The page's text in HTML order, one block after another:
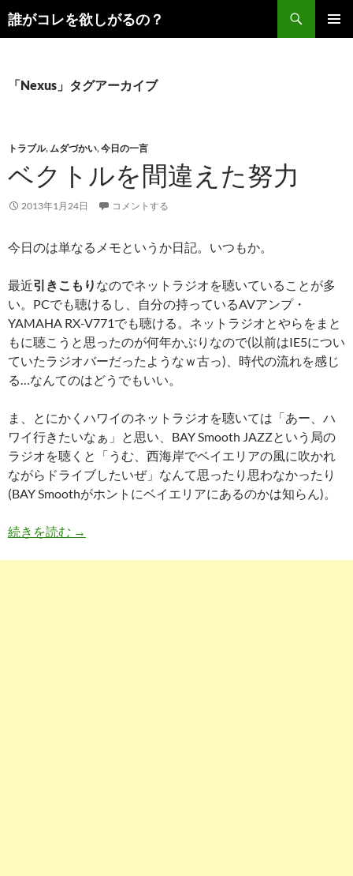
コ
ン
キ
プ
誰がコレを欲しがるの？
検
索
「Nexus」タグアーカイブ
トラブル,ムダづかい,今日の一言
ベクトルを間違えた努力
2013年1月24日 コメントする
今日のは単なるメモというか日記。いつもか。
最近引きこもり なのでネットラジオを聴いていることが多
い。PCでも聴けるし、自分の持っているAVアンプ・
YAMAHA RX-V771でも聴ける。ネットラジオとやらをまと
もに聴こうと思ったのが何年かぶりなので(以前はIE5につい
ていたラジオバーだったようなｗ古っ)、時代の流れを感じ
る…なんてのはどうでもいい。
ま、とにかくハワイのネットラジオを聴いては「あー、ハ
ワイ行きたいなぁ」と思い、BAY Smooth JAZZという局の
ラジオを聴くと「うむ、西海岸でベイエリアの風に吹かれ
ながらドライブしたいぜ」なんて思ったり思わなかったり
(BAY Smoothがホントにベイエリアにあるのかは知らん)。
続きを読む ベクトルを間違えた努力
→